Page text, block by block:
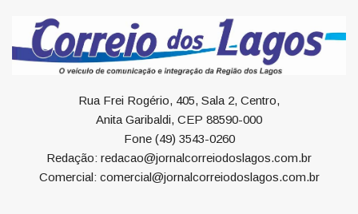
Rua Frei Rogério, 405, Sala 2, Centro,
Anita Garibaldi, CEP 88590-000
Fone (49) 3543-0260
Redação: redacao@jornalcorreiodoslagos.com.br
Comercial: comercial@jornalcorreiodoslagos.com.br